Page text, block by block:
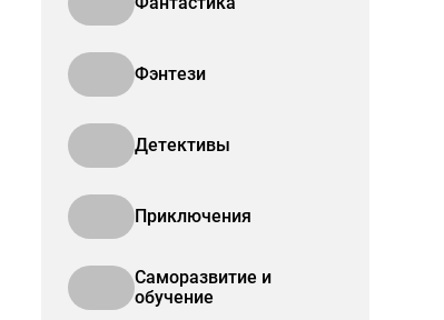
Фэнтези
Детективы
Приключения
Саморазвитие и
обучение